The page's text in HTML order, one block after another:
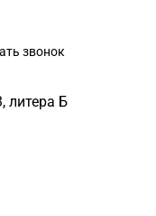
звонок
литера Б